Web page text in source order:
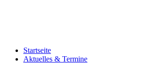
Startseite
Aktuelles & Termine